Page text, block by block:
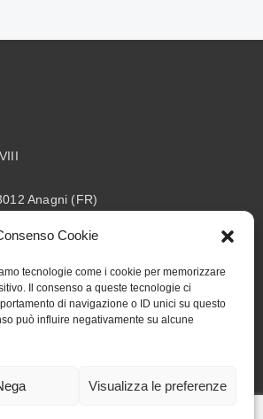
Cookie
tecnologie come i cookie per memorizzare
Il consenso a queste tecnologie ci
di navigazione o ID unici su questo
può influire negativamente su alcune
Visualizza le preferenze
Anagni (FR)